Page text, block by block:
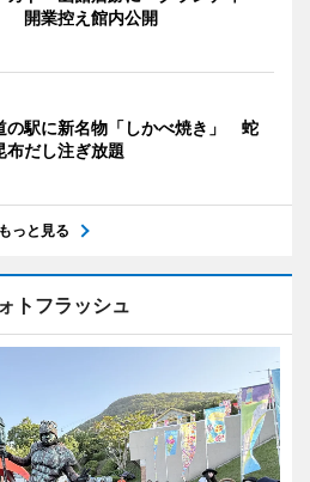
開業控え館内公開
の駅に新名物「しかべ焼き」 蛇
布だし注ぎ放題
もっと見る
トフラッシュ